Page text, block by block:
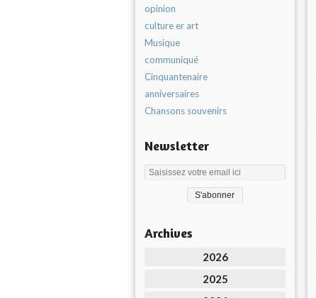
opinion
culture er art
Musique
communiqué
Cinquantenaire
anniversaires
Chansons souvenirs
Newsletter
Archives
2026
2025